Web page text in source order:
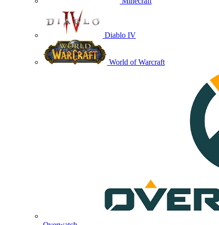
Diablo IV
World of Warcraft